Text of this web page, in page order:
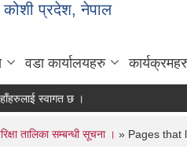
प्रदेश, नेपाल
वडा कार्यालयहरु
स्वागत छ ।
तालिका सम्बन्धी सूचना । » Pages that